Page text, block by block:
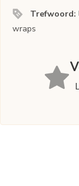
Trefwoord:
wraps